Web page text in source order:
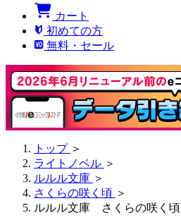
カート
初めての方
無料・セール
トップ ＞
ライトノベル ＞
ルルル文庫 ＞
さくらの咲く頃 ＞
ルルル文庫 さくらの咲く頃